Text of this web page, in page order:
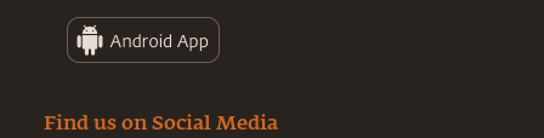
Find us on Social Media